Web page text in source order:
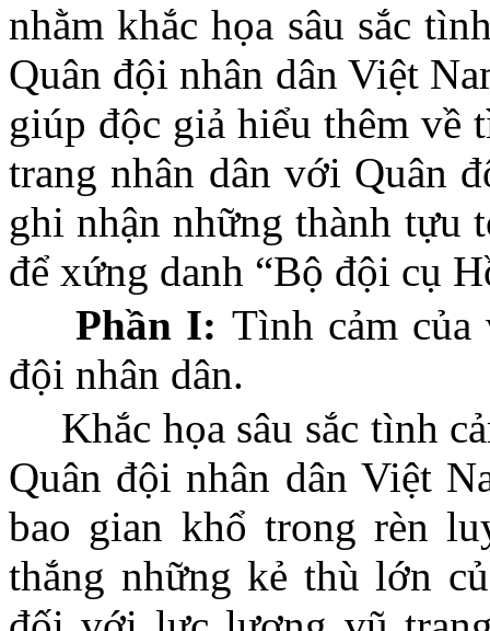
nhằm khắc họa sâu sắc
Quân đội nhân dân Việt
giúp độc giả hiểu thêm về
trang nhân dân với Quân
ghi nhận những thành tựu
để xứng danh “Bộ đội cụ
Phần I: Tình cảm
đội nhân dân.
Khắc họa sâu sắc tình
Quân đội nhân dân Việt
bao gian khổ trong rèn
thắng những kẻ thù lớn